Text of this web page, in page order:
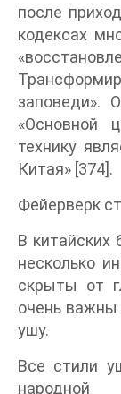
после
кодексах
заповеди».
«Основной
технику
Китая» [374].
Фейерверк
В китайских
несколько
скрыты от
очень важны
ушу.
Все стили
народной